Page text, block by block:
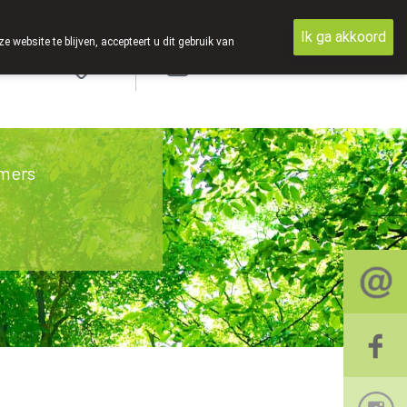
website te blijven, accepteert u dit gebruik van Ik ga akkoord